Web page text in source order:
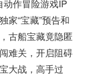
动作冒险游戏IP
家“宝藏”预告和
古船宝藏竟隐匿
难关，开启阻碍
大战，高手过